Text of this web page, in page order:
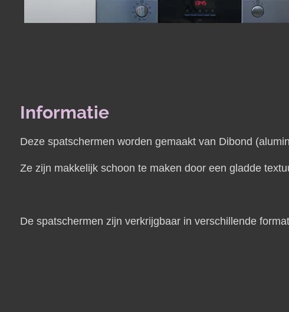
Informatie
Deze spatschermen worden gemaakt van Dibond
Ze zijn makkelijk schoon te maken door een gladde
De spatschermen zijn verkrijgbaar in verschillende